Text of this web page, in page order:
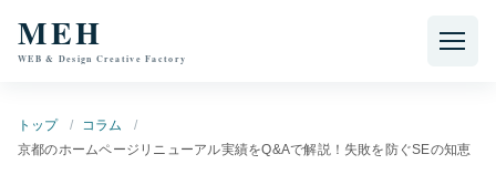
MEH
WEB & Design Creative Factory
トップ
コラム
京都のホームページリニューアル実績をQ&Aで解説！失敗を防ぐSEの知恵